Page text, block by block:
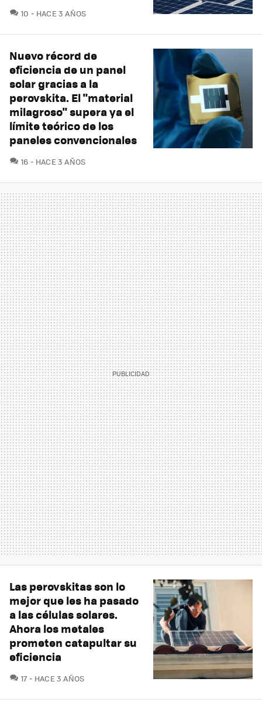
10 COMENTARIOS
HACE 3 AÑOS
Nuevo récord de
eficiencia de un panel
solar gracias a la
perovskita. El "material
milagroso" supera ya el
límite teórico de los
paneles convencionales
16 COMENTARIOS
HACE 3 AÑOS
Las perovskitas son lo
mejor que les ha pasado
a las células solares.
Ahora los metales
prometen catapultar su
eficiencia
17COMENTARIOS
HACE 3 AÑOS